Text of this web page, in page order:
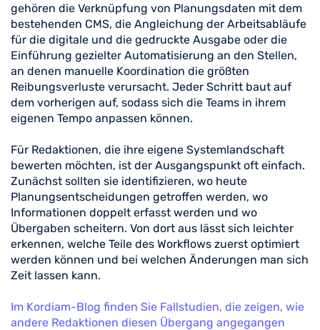
gehören die Verknüpfung von Planungsdaten mit dem
bestehenden CMS, die Angleichung der Arbeitsabläufe
für die digitale und die gedruckte Ausgabe oder die
Einführung gezielter Automatisierung an den Stellen,
an denen manuelle Koordination die größten
Reibungsverluste verursacht. Jeder Schritt baut auf
dem vorherigen auf, sodass sich die Teams in ihrem
eigenen Tempo anpassen können.
Für Redaktionen, die ihre eigene Systemlandschaft
bewerten möchten, ist der Ausgangspunkt oft einfach.
Zunächst sollten sie identifizieren, wo heute
Planungsentscheidungen getroffen werden, wo
Informationen doppelt erfasst werden und wo
Übergaben scheitern. Von dort aus lässt sich leichter
erkennen, welche Teile des Workflows zuerst optimiert
werden können und bei welchen Änderungen man sich
Zeit lassen kann.
Im Kordiam-Blog finden Sie Fallstudien, die zeigen, wie
andere Redaktionen diesen Übergang angegangen